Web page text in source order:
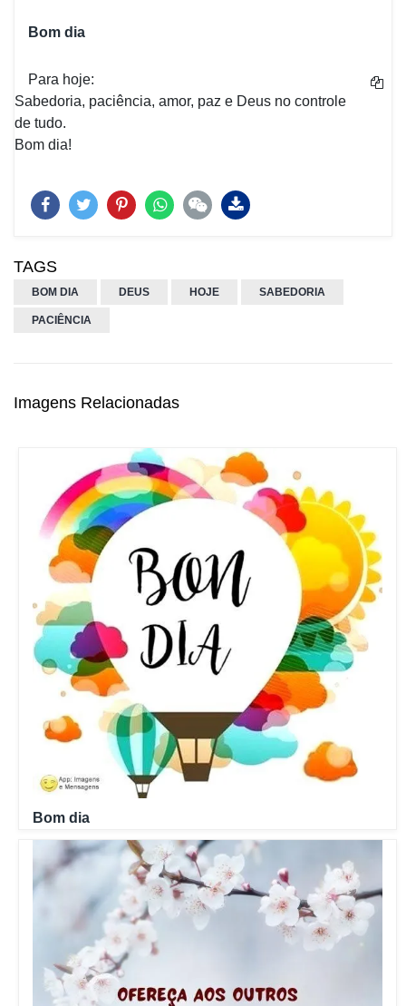
Bom dia
Para hoje:
Sabedoria, paciência, amor, paz e Deus no controle
de tudo.
Bom dia!
TAGS
BOM DIA DEUS HOJE SABEDORIA
PACIÊNCIA
Imagens Relacionadas
Bom dia